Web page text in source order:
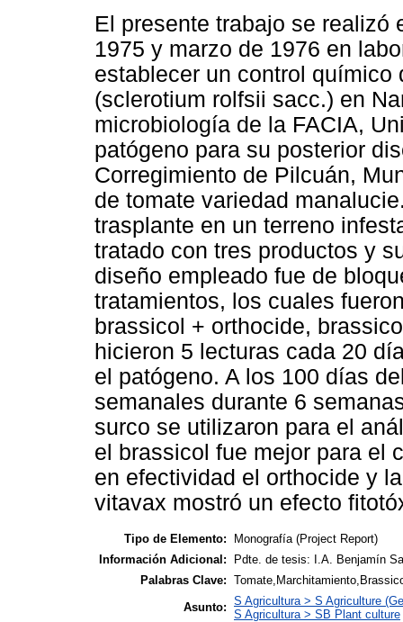
El presente trabajo se realizó
1975 y marzo de 1976 en
establecer un control
(sclerotium rolfsii sacc.) en
microbiología de la FACIA,
patógeno para su posterior
Corregimiento de Pilcuán,
de tomate variedad
trasplante en un terreno
tratado con tres productos y
diseño empleado fue de
tratamientos, los cuales
brassicol + orthocide,
hicieron 5 lecturas cada 20
el patógeno. A los 100 días
semanales durante 6
surco se utilizaron para el
el brassicol fue mejor para el
en efectividad el orthocide y
vitavax mostró un efecto
Tipo de Elemento:
Monografía (Project Report)
Información Adicional:
Pdte. de tesis: I.A. Benjamín
Palabras Clave:
Asunto: S Agricultura > S Agriculture
S Agricultura > SB Plant culture